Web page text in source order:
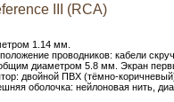
III (RCA)
1.14 мм.
проводников: кабели
диаметром 5.8 мм. Экран
двойной ПВХ (тёмно-
оболочка: нейлоновая нить,